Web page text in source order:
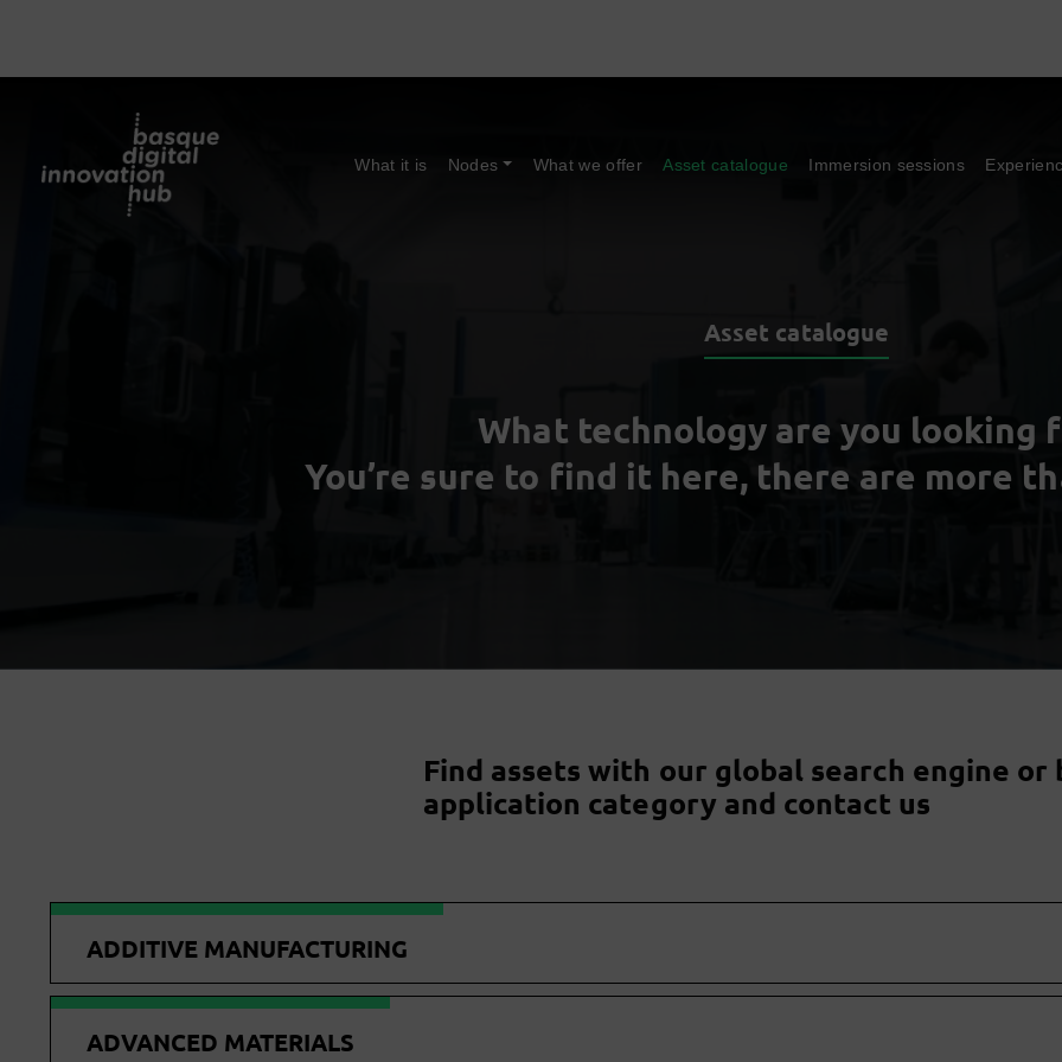
What it is Nodes What we offer Asset catalogue Immersion sessions
Asset catalogue
What technology are you looking
You’re sure to find it here, there are more
Find assets with our global search engine or
application category and contact us
ADDITIVE MANUFACTURING
ADVANCED MATERIALS